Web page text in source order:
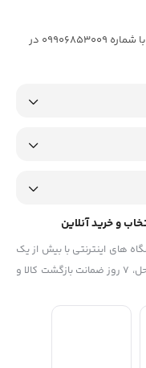
جهت ارتباط مستقیم ، پیامک و یا نرم افزار بله با شماره 09906853009 در
و خرید آنلاین
های اینترنتی با بیش از یک
دهه تجربه، با پایبندی به سه اصل، پرداخت در محل، ۷ روز ضمانت بازگشت کالا و
معتبر جهان، به
شود. به محض ورود به سایت
آنچه که نیاز دارید و به ذهن